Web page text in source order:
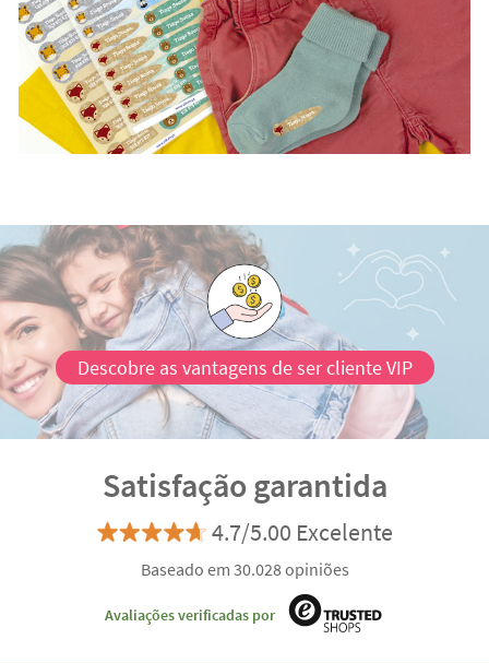
Descobre as vantagens de ser cliente VIP
Satisfação garantida
4.7/5.00 Excelente
Baseado em 30.028 opiniões
Avaliações verificadas por